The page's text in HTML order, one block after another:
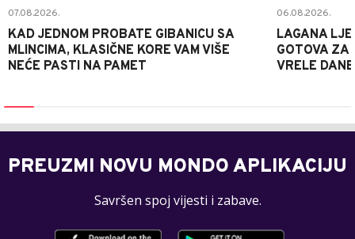
07.08.2026.
KAD JEDNOM PROBATE GIBANICU SA
MLINCIMA, KLASIČNE KORE VAM VIŠE
NEĆE PASTI NA PAMET
06.08.2026.
LAGANA
GOTOVA ZA
VRELE DANE
PREUZMI NOVU MONDO APLIKACIJU
Savršen spoj vijesti i zabave.